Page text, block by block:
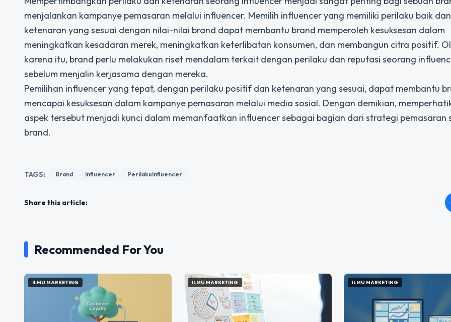
menjalankan kampanye pemasaran melalui influencer. Memilih influencer yang memiliki perilaku baik dan
ketenaran yang sesuai dengan nilai-nilai brand dapat membantu brand memperoleh kesuksesan dalam
meningkatkan kesadaran merek, meningkatkan keterlibatan konsumen, dan membangun citra positif.
karena itu, brand perlu melakukan riset mendalam terkait dengan perilaku dan reputasi seorang
sebelum menjalin kerjasama dengan mereka.
Pemilihan influencer yang tepat, dengan perilaku positif dan ketenaran yang sesuai, dapat membantu
mencapai kesuksesan dalam kampanye pemasaran melalui media sosial. Dengan demikian,
aspek tersebut menjadi kunci dalam memanfaatkan influencer sebagai bagian dari strategi pemasaran
brand.
TAGS: Brand Influencer PerilakuInfluencer
Share this article:
Recommended For You
ILMU MARKETING ILMU MARKETING ILMU MARKETING